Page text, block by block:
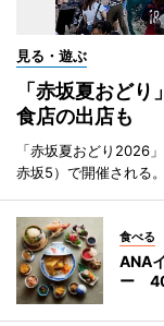
見る・遊ぶ
「赤坂夏おど
食店の出店も
「赤坂夏おどり2026
赤坂5）で開催される。
食べる
ANA
ー